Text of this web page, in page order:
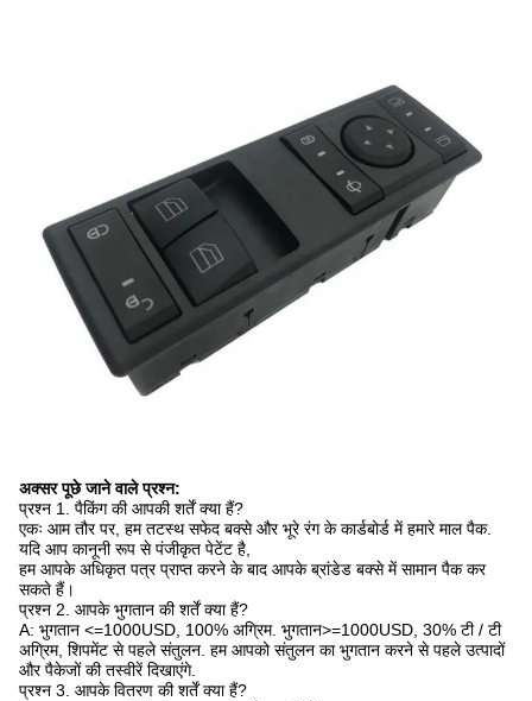
अक्सर पूछे जाने वाले प्रश्न:
प्रश्न 1. पैकिंग की आपकी शर्तें क्या हैं?
एकः आम तौर पर, हम तटस्थ सफेद बक्से और भूरे रंग के कार्डबोर्ड में हमारे माल पैक.
यदि आप कानूनी रूप से पंजीकृत पेटेंट है,
हम आपके अधिकृत पत्र प्राप्त करने के बाद आपके ब्रांडेड बक्से में सामान पैक कर
सकते हैं।
प्रश्न 2. आपके भुगतान की शर्तें क्या हैं?
A: भुगतान <=1000USD, 100% अग्रिम. भुगतान>=1000USD, 30% टी / टी
अग्रिम, शिपमेंट से पहले संतुलन. हम आपको संतुलन का भुगतान करने से पहले उत्पादों
और पैकेजों की तस्वीरें दिखाएंगे.
प्रश्न 3. आपके वितरण की शर्तें क्या हैं?